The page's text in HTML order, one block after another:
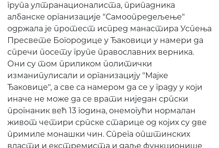
група ултранационалиста, припадника
албанске организације "Самоопредељење"
одржала је протест испред манастира Успења
Пресвете Богородице у Ђаковици у намери да
спречи посету групе православних верника.
Они су том приликом политички
изманипулисали и организацију "Мајке
Ђаковице", а све са намером да се у граду у који
иначе не може да се врати ниједан српски
прогнаник већ 13 година, онемогући нормалан
живот четири српске старице од којих су две
примиле монашки чин. Спрега општинских
власти и екстремиста и даље функционише